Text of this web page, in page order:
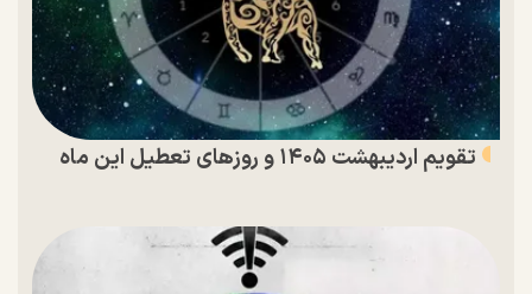
تقویم اردیبهشت ۱۴۰۵ و روز‌های تعطیل این ماه